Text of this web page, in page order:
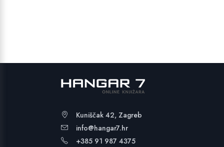
Kuniščak 42, Zagreb
info@hangar7.hr
+385 91 987 4375